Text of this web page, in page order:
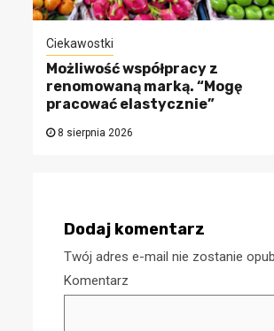
Ciekawostki
Możliwość współpracy z
renomowaną marką. “Mogę
pracować elastycznie”
8 sierpnia 2026
Dodaj komentarz
Twój adres e-mail nie zostanie
Komentarz
procesy